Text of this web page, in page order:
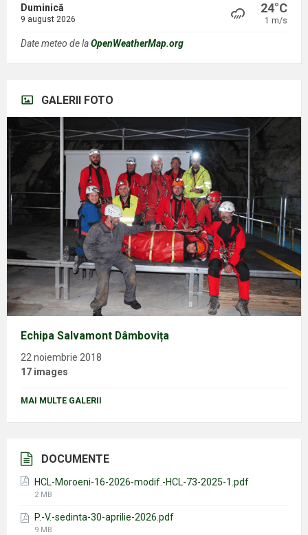
Duminică
9 august 2026
24°C
1 m/s
Date meteo de laOpenWeatherMap.org
GALERII FOTO
Echipa Salvamont Dâmbovița
22 noiembrie 2018
17 images
MAI MULTE GALERII
DOCUMENTE
HCL-Moroeni-16-2026-modif.-HCL-73-2025-1.pdf
File
2 MB
P.-V.-sedinta-30-aprilie-2026.pdf
File
9 MB